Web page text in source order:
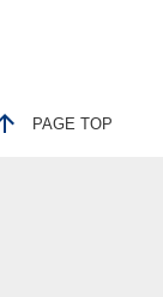
PAGE TOP